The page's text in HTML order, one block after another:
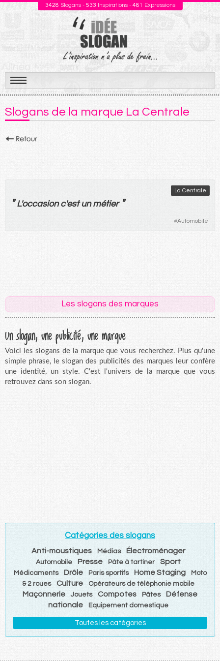
3428 Slogans - 533 Inspirations - 481 Expressions
Aller
au
contenu
Slogans de la marque La Centrale
La Centrale
"L'occasionc'est un métier "
#Automobile
Les slogans des marques
Un slogan, une publicité, une marque
Voici les slogans de la marque que vous recherchez. Plus qu'une
simple phrase, le slogan des publicités des marques leur confère
une identité, un style. C'est l'univers de la marque que vous
retrouvez dans son slogan.
Catégories des slogans
Anti-moustiques Médias Électroménager
Automobile Presse Pâte à tartiner Sport
Médicaments Drôle Paris sportifs Home Staging
Moto
& 2 roues
Culture Opérateurs de téléphonie mobile
Maçonnerie Jouets Compotes Pâtes
Défense
nationale
Equipement domestique
Toutes les catégories